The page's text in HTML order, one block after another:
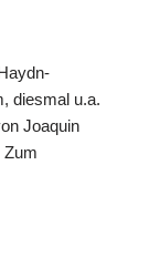
diesmal u.a.
Joaquin
Zum